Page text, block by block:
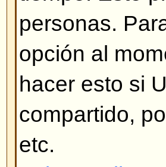
las instrucciones
entonces su
su correo y vea
algunos foros
cuentas y otros
administrador. Si
correo sea